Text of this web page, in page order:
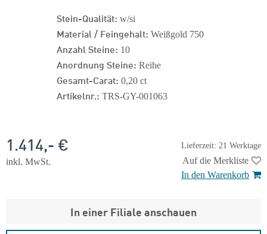
Stein-Qualität: w/si
Material / Feingehalt: Weißgold 750
Anzahl Steine: 10
Anordnung Steine: Reihe
Gesamt-Carat: 0,20 ct
Artikelnr.: TRS-GY-001063
Lieferzeit: 21 Werktage
1.414,- €
inkl. MwSt.
Auf die Merkliste
In den Warenkorb
In einer Filiale anschauen